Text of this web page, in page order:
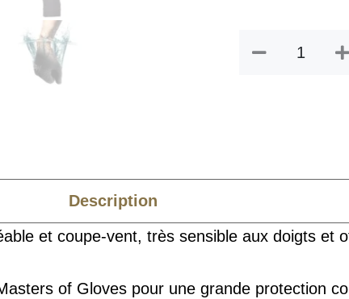
Description
et coupe-vent, très sensible aux doigts et
of Gloves pour une grande protection